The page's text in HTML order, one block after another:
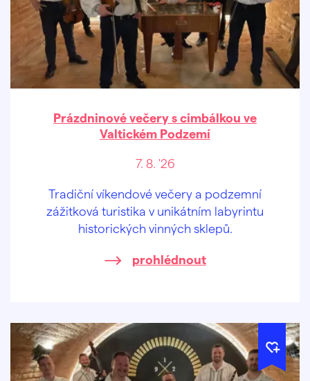
Prázdninové večery s cimbálkou ve
Valtickém Podzemí
7. 8. '26
Tradiční víkendové večery a podzemní
zážitková turistika v unikátním labyrintu
historických vinných sklepů.
prohlédnout